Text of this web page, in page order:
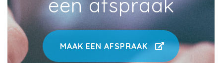
MAAK EEN AFSPRAAK